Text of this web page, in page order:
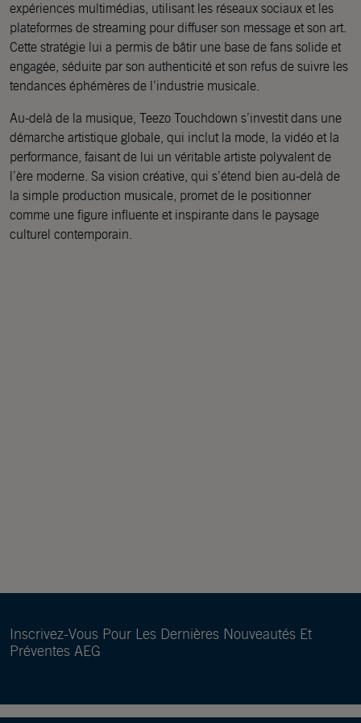
expériences multimédias, utilisant les réseaux sociaux et les
plateformes de streaming pour diffuser son message et son art.
Cette stratégie lui a permis de bâtir une base de fans solide et
engagée, séduite par son authenticité et son refus de suivre les
tendances éphémères de l’industrie musicale.
Au-delà de la musique, Teezo Touchdown s’investit dans une
démarche artistique globale, qui inclut la mode, la vidéo et la
performance, faisant de lui un véritable artiste polyvalent de
l’ère moderne. Sa vision créative, qui s’étend bien au-delà de
la simple production musicale, promet de le positionner
comme une figure influente et inspirante dans le paysage
culturel contemporain.
Inscrivez-Vous Pour Les Dernières Nouveautés Et
Préventes AEG